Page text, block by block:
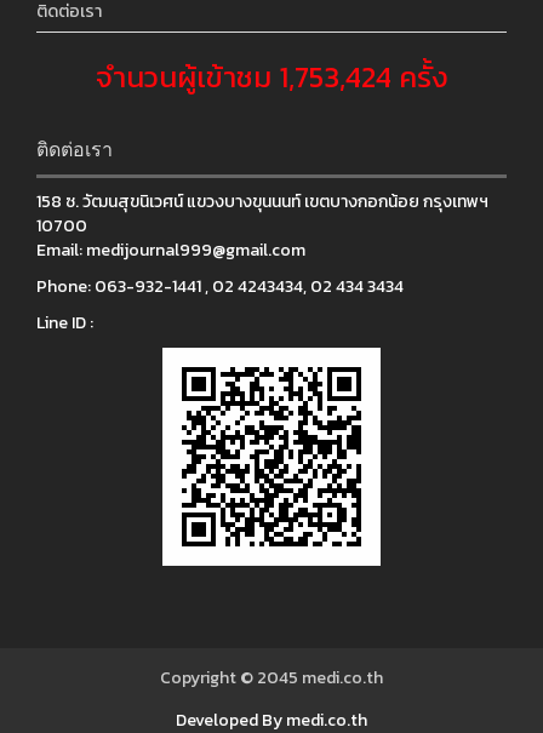
ติดต่อเรา
จำนวนผู้เข้าชม 1,753,424 ครั้ง
ติดต่อเรา
158 ซ. วัฒนสุขนิเวศน์ แขวงบางขุนนนท์ เขตบางกอกน้อย กรุงเทพฯ
10700
Email:medijournal999@gmail.com
Phone:063-932-1441 , 02 4243434, 02 434 3434
Line ID :
Copyright © 2045 medi.co.th
Developed By medi.co.th